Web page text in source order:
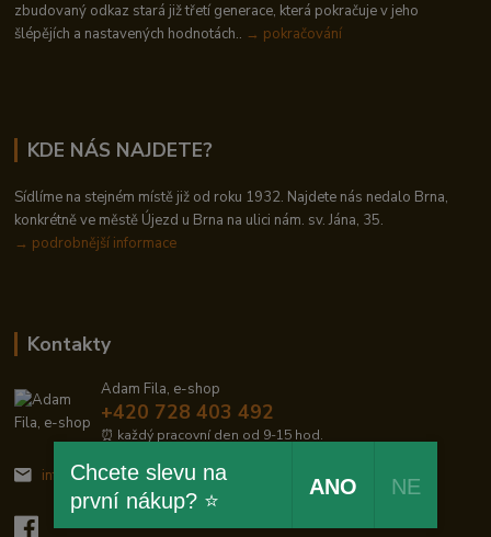
zbudovaný odkaz stará již třetí generace, která pokračuje v jeho
šlépějích a nastavených hodnotách.. → pokračování
KDE NÁS NAJDETE?
Sídlíme na stejném místě již od roku 1932. Najdete nás nedalo Brna,
konkrétně ve městě Újezd u Brna na ulici nám. sv. Jána, 35.
→ podrobnější informace
Kontakty
Adam Fila, e-shop
+420 728 403 492
⏰ každý pracovní den od 9-15 hod.
info@zelezodum.cz
Chcete slevu na
první nákup? ⭐
ANO NE